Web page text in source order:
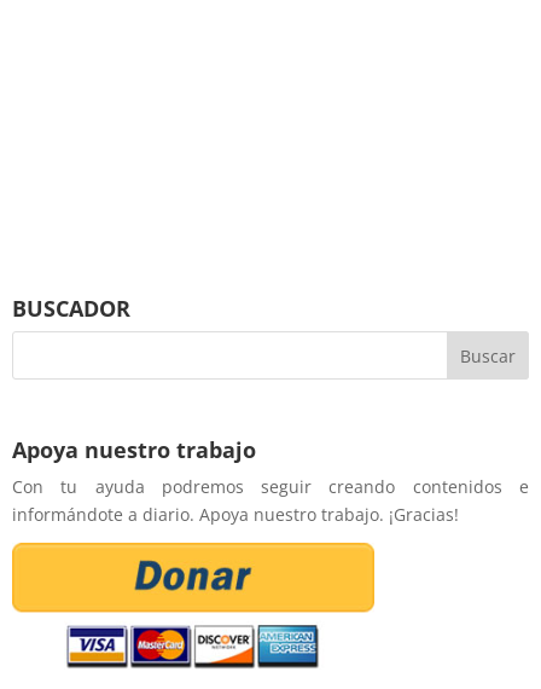
BUSCADOR
Apoya nuestro trabajo
Con tu ayuda podremos seguir creando contenidos e
informándote a diario. Apoya nuestro trabajo. ¡Gracias!